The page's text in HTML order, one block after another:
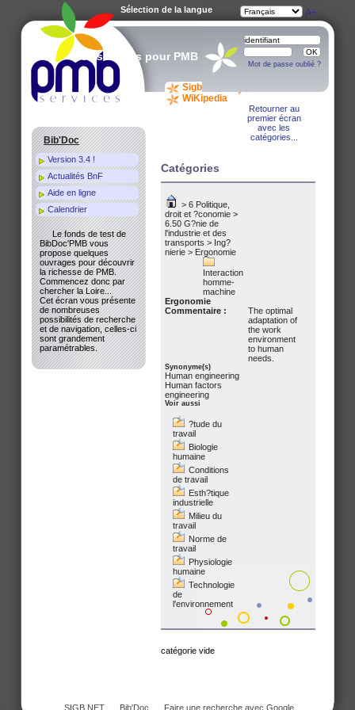
Sigb.Net
WiKipedia
Des services pour PMB
Retourner au
premier écran
avec les
catégories...
Catégories
> 6 Politique,
droit et ?conomie >
6.50 G?nie de
l'industrie et des
transports > Ing?
nierie > Ergonomie
Interaction
homme-
machine
Ergonomie
Commentaire :
The optimal
adaptation of
the work
environment
to human
needs.
Synonyme(s)
Human engineering
Human factors
engineering
Voir aussi
?tude du
travail
Biologie
humaine
Conditions
de travail
Esth?tique
industrielle
Milieu du
travail
Norme de
travail
Physiologie
humaine
Technologie
de
l'environnement
catégorie vide
SIGB.NET Bib'Doc Faire une recherche avec Google
Bib'Doc
Version 3.4 !
Actualités BnF
Aide en ligne
Calendrier
Le fonds de test de
BibDoc'PMB vous
propose quelques
ouvrages pour découvrir
la richesse de PMB.
Commencez donc par
chercher la Loire...
Cet écran vous présente
de nombreuses
possibilités de recherche
et de navigation, celles-ci
sont grandement
paramétrables.
A A+
Sélection de la langue
Mot de passe oublié ?